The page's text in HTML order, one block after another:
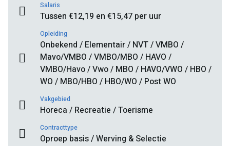
Salaris
Tussen €12,19 en €15,47 per uur
Opleiding
Onbekend / Elementair / NVT / VMBO /
Mavo/VMBO / VMBO/MBO / HAVO /
VMBO/Havo / Vwo / MBO / HAVO/VWO / HBO /
WO / MBO/HBO / HBO/WO / Post WO
Vakgebied
Horeca / Recreatie / Toerisme
Contracttype
Oproep basis / Werving & Selectie